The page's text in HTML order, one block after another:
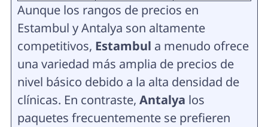
Aunque los rangos de precios en
Estambul y Antalya son altamente
competitivos, Estambul a menudo ofrece
una variedad más amplia de precios de
nivel básico debido a la alta densidad de
clínicas. En contraste, Antalya los
paquetes frecuentemente se prefieren